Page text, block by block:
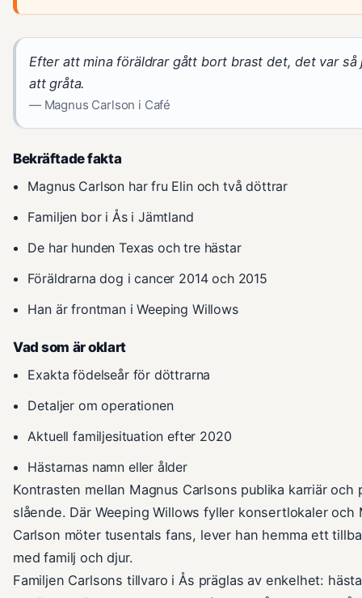
Efter att mina föräldrar gått bort brast det, det var så
att gråta.
— Magnus Carlson i Café
Bekräftade fakta
Magnus Carlson har fru Elin och två döttrar
Familjen bor i Ås i Jämtland
De har hunden Texas och tre hästar
Föräldrarna dog i cancer 2014 och 2015
Han är frontman i Weeping Willows
Vad som är oklart
Exakta födelseår för döttrarna
Detaljer om operationen
Aktuell familjesituation efter 2020
Hästarnas namn eller ålder
Kontrasten mellan Magnus Carlsons publika karriär och
slående. Där Weeping Willows fyller konsertlokaler och
Carlson möter tusentals fans, lever han hemma ett
med familj och djur.
Familjen Carlsons tillvaro i Ås präglas av enkelhet: